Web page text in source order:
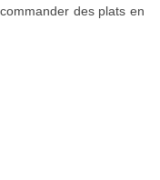
des plats en